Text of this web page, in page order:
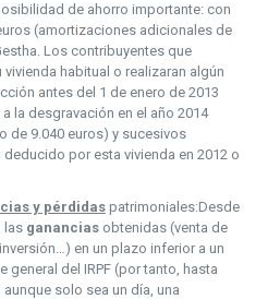
de ahorro importante: con
(amortizaciones adicionales de
Los contribuyentes que
habitual o realizaran algún
antes del 1 de enero de 2013
la desgravación en el año 2014
de 9.040 euros) y sucesivos
por esta vivienda en 2012 o
y pérdidaspatrimoniales:Desde
las gananciasobtenidas (venta de
en un plazo inferior a un
general del IRPF (por tanto, hasta
aunque solo sea un día, una